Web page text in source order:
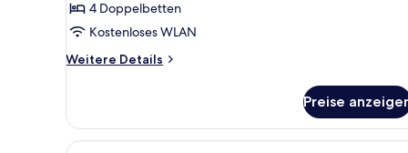
4 Doppelbetten
Kostenloses WLAN
Weitere Details
Weitere
Studiosuite,
Nichtraucher
Preise
Standard-Doppelzimmer,